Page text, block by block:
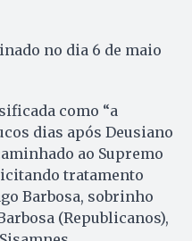
no dia 6 de maio
como “a
dias após Deusiano
ao Supremo
tratamento
Barbosa, sobrinho
(Republicanos),